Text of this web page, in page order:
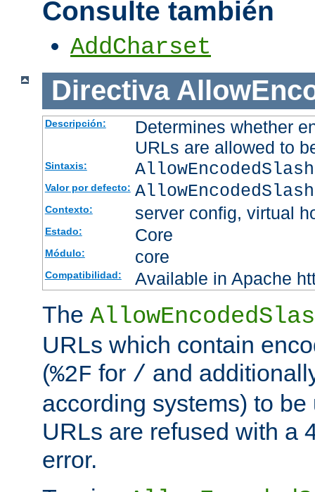
Consulte también
AddCharset
Directiva
Descripción:
Determines whether
URLs are allowed to
Sintaxis:
Valor por defecto:
Contexto: server config, virtual
Estado: Core
Módulo: core
Compatibilidad: Available in Apache
The
URLs which contain
(%2F for / and
according systems) to
URLs are refused with a
error.